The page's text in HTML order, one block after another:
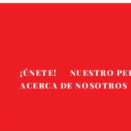
¡ÚNETE! NUESTRO
ACERCA DE NOSOTROS